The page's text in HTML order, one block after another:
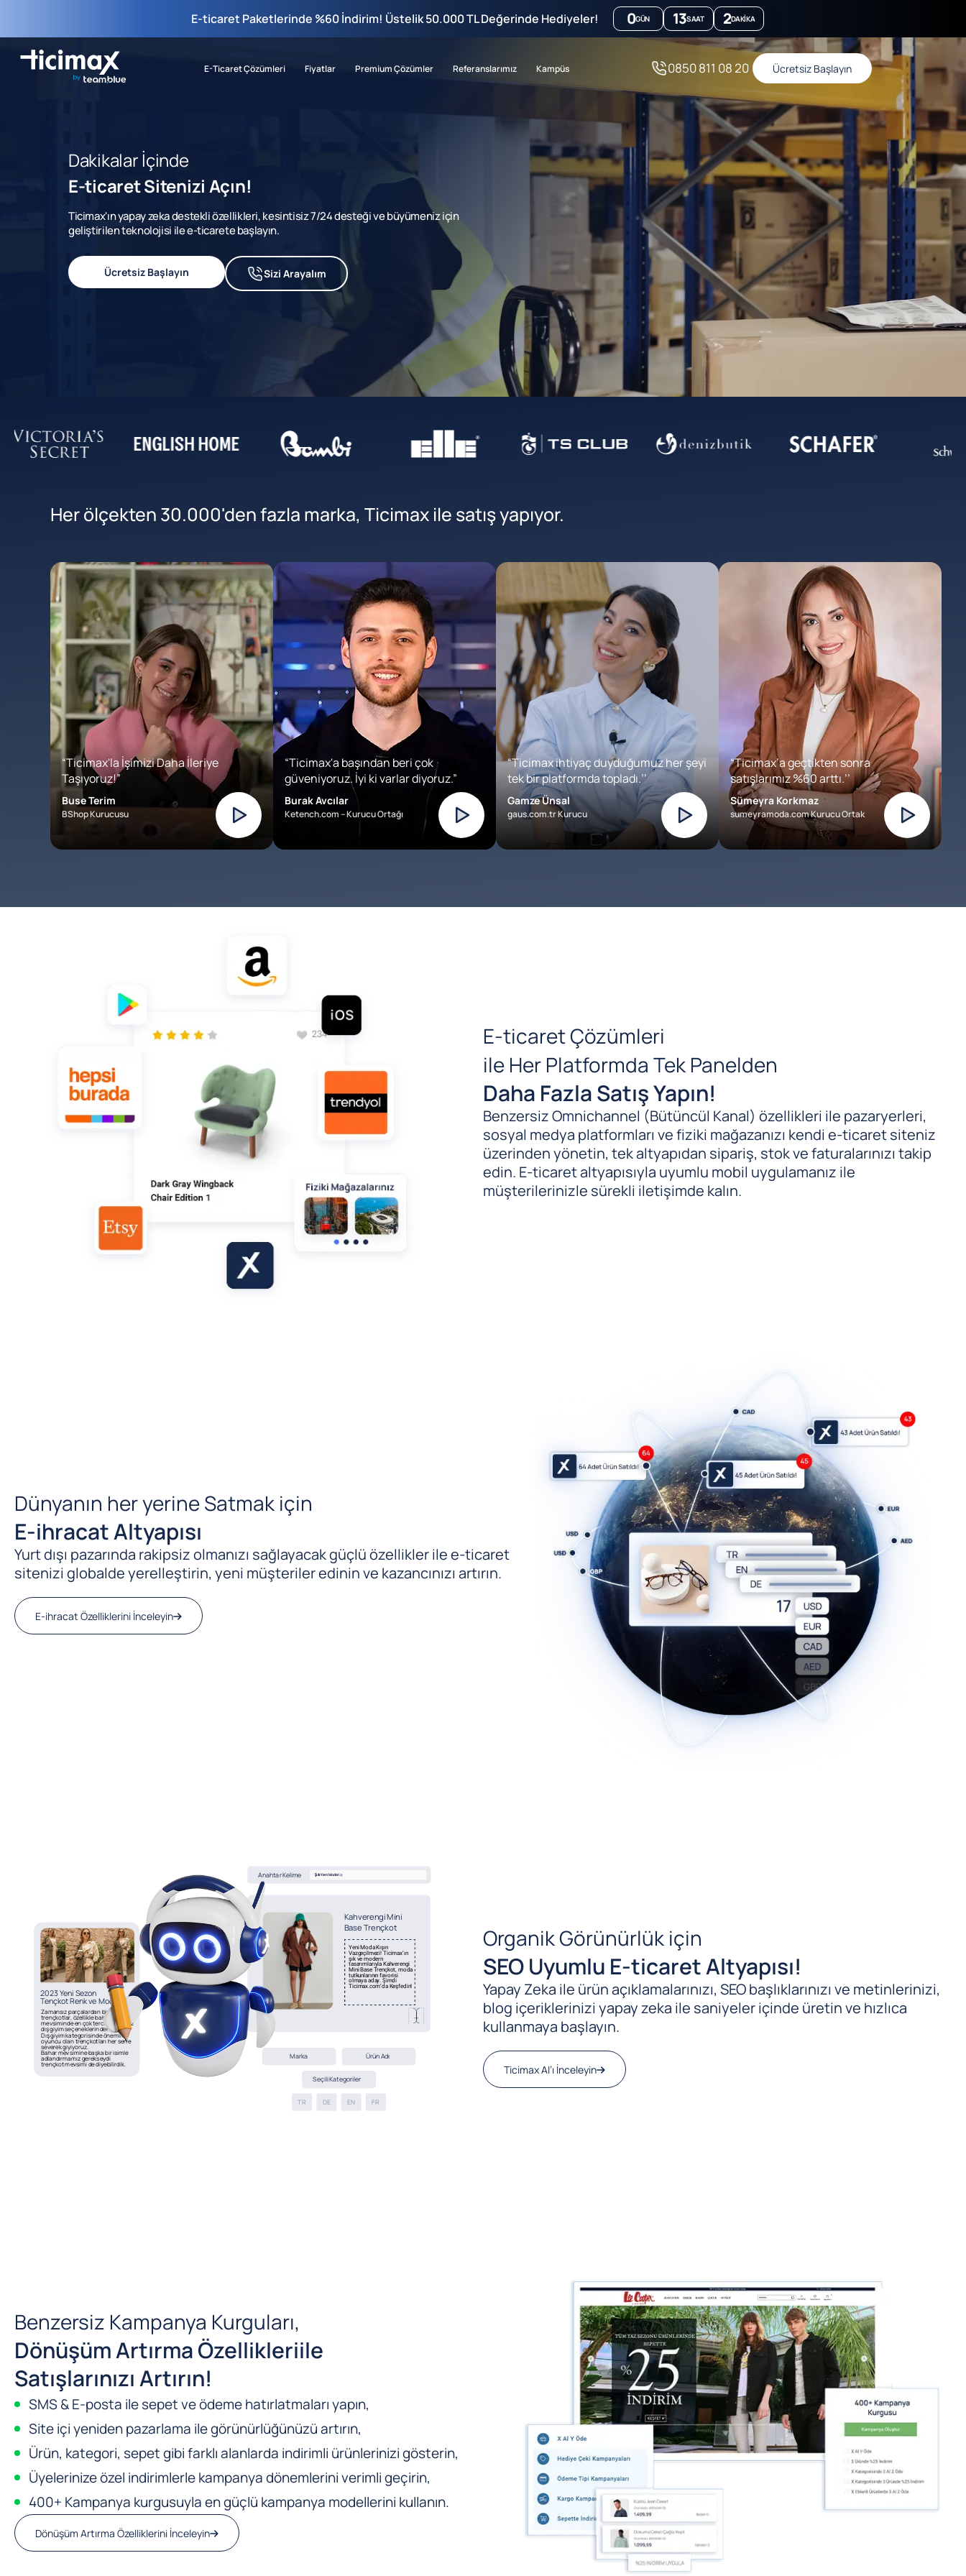
E-ticaret Paketlerinde %60 İndirim! Üstelik 50.000 TL Değerinde Hediyeler! 0GÜN 13SAAT 2DAKIKA
E-Ticaret Çözümleri Fiyatlar Premium Çözümler Referanslarımız Kampüs 0850 811 08 20 Ücretsiz Başlayın
Dakikalar İçinde
E-ticaret Sitenizi Açın!
Ticimax'ın yapay zeka destekli özellikleri, kesintisiz 7/24 desteği ve büyümeniz için
geliştirilen teknolojisi ile e-ticarete başlayın.
Ücretsiz Başlayın Sizi Arayalım
Her ölçekten 30.000'den fazla marka, Ticimax ile satış yapıyor.
“Ticimax'la İşimizi Daha İleriye
Taşıyoruz!”
Buse Terim
BShop Kurucusu
“Ticimax'a başından beri çok
güveniyoruz. İyi ki varlar diyoruz.”
Burak Avcılar
Ketench.com – Kurucu Ortağı
“Ticimax ihtiyaç duyduğumuz her şeyi
tek bir platformda topladı.’’
Gamze Ünsal
gaus.com.tr Kurucu
“Ticimax’a geçtikten sonra
satışlarımız %60 arttı.’’
Sümeyra Korkmaz
sumeyramoda.com Kurucu Ortak
E-ticaret Çözümleri
ile Her Platformda Tek Panelden
Daha Fazla Satış Yapın!
Benzersiz Omnichannel (Bütüncül Kanal) özellikleri ile pazaryerleri,
sosyal medya platformları ve fiziki mağazanızı kendi e-ticaret siteniz
üzerinden yönetin, tek altyapıdan sipariş, stok ve faturalarınızı takip
edin. E-ticaret altyapısıyla uyumlu mobil uygulamanız ile
müşterilerinizle sürekli iletişimde kalın.
Dünyanın her yerine Satmak için
E-ihracat Altyapısı
Yurt dışı pazarında rakipsiz olmanızı sağlayacak güçlü özellikler ile e-ticaret
sitenizi globalde yerelleştirin, yeni müşteriler edinin ve kazancınızı artırın.
E-ihracat Özelliklerini İnceleyin
Organik Görünürlük için
SEO Uyumlu E-ticaret Altyapısı!
Yapay Zeka ile ürün açıklamalarınızı, SEO başlıklarınızı ve metinlerinizi,
blog içeriklerinizi yapay zeka ile saniyeler içinde üretin ve hızlıca
kullanmaya başlayın.
Ticimax AI’ı İnceleyin
Benzersiz Kampanya Kurguları,
Dönüşüm Artırma Özellikleriile
Satışlarınızı Artırın!
SMS & E-posta ile sepet ve ödeme hatırlatmaları yapın,
Site içi yeniden pazarlama ile görünürlüğünüzü artırın,
Ürün, kategori, sepet gibi farklı alanlarda indirimli ürünlerinizi gösterin,
Üyelerinize özel indirimlerle kampanya dönemlerini verimli geçirin,
400+ Kampanya kurgusuyla en güçlü kampanya modellerini kullanın.
Dönüşüm Artırma Özelliklerini İnceleyin